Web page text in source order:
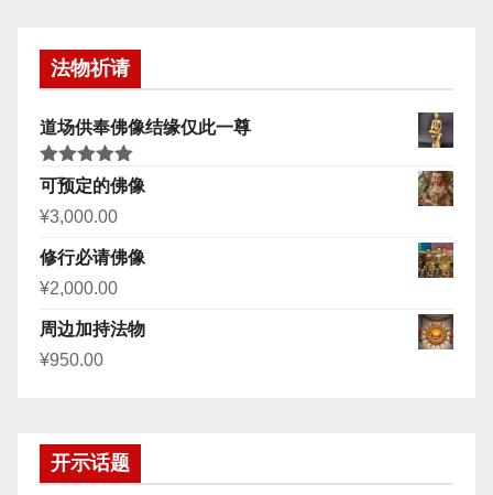
法物祈请
道场供奉佛像结缘仅此一尊
评分5.00
&sol; 5
可预定的佛像
¥3,000.00
修行必请佛像
¥2,000.00
周边加持法物
¥950.00
开示话题